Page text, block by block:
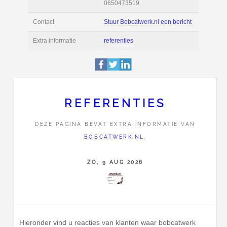
Profiel
Deze pagina is 8669
bekeken.
Extra informatie referenties
REFERENTIES
DEZE PAGINA BEVAT EXTRA INFORMATIE VAN
BOBCATWERK.NL .
ZO, 9 AUG 2026
Hieronder vind u reacties van klanten waar bobcatwerk